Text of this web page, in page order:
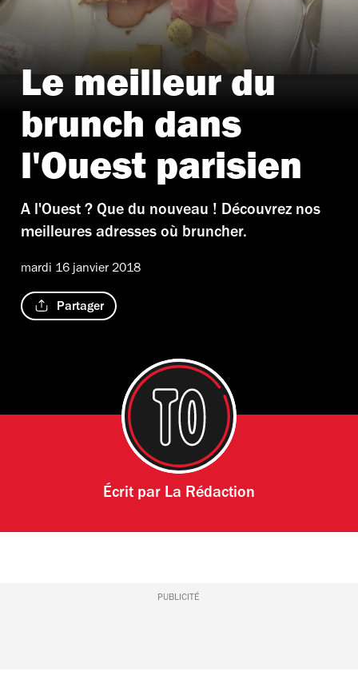
© ZT
Le meilleur du
brunch dans
l'Ouest parisien
A l'Ouest ? Que du nouveau ! Découvrez nos
meilleures adresses où bruncher.
mardi 16 janvier 2018
Partager
Écrit par La Rédaction
PUBLICITÉ